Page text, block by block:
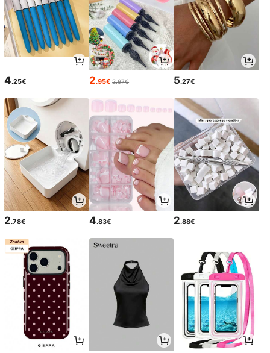
4.25€ 2.95€ 2.97€ 5.27€
2.78€ 4.83€ 2.88€